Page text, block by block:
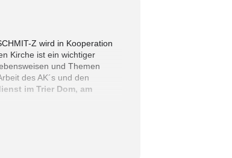
Z wird in Kooperation
Kirche ist ein wichtiger
und Themen
des AK´s und den
im Trier Dom, am